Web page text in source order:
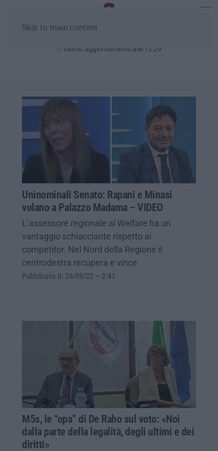
Skip to main content
Ultimo aggiornamento alle 12:29
Uninominali Senato: Rapani e Minasi
volano a Palazzo Madama – VIDEO
L’assessore regionale al Welfare ha un
vantaggio schiacciante rispetto ai
competitor. Nel Nord della Regione il
centrodestra recupera e vince
Pubblicato il: 26/09/22 – 2:41
M5s, le “opa” di De Raho sul voto: «Noi
dalla parte della legalità, degli ultimi e dei
diritti»